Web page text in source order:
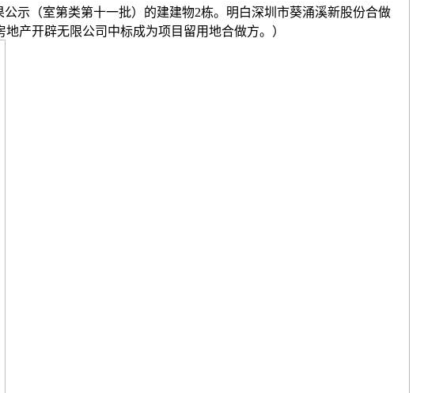
（室第类第十一批）的建建物2栋。明白深圳市葵涌溪新股份合做
产开辟无限公司中标成为项目留用地合做方。）